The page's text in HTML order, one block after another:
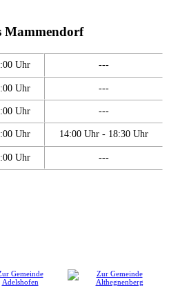
Mammendorf
Uhr ---
Uhr ---
Uhr ---
Uhr 14:00 Uhr - 18:30 Uhr
Uhr ---